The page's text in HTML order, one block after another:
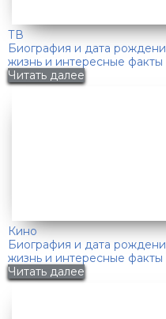
ТВ
Биография и дата
жизнь и интересные факты
Читать далее
Кино
Биография и дата
жизнь и интересные факты
Читать далее